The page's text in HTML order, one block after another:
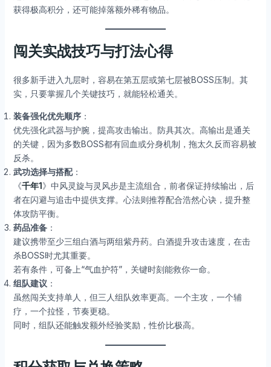
获得极高积分，还可能掉落额外稀有物品。
闯关实战技巧与打法心得
很多新手进入九层时，容易在第五层或第七层被BOSS压制。其
实，只要掌握几个关键技巧，就能轻松通关。
装备强化优先顺序：
优先强化武器与护腕，提高攻击输出。防具其次。高输出是通关
的关键，因为多数BOSS都有回血或分身机制，拖太久反而容易被
反杀。
武功选择与搭配：
《千年1》中风灵旋与灵风步是主流组合，前者保证持续输出，后
者在闪避与追击中提供支撑。心法则推荐配合浩然心诀，提升整
体攻防平衡。
药品准备：
建议携带至少三组白酒与两组紫丹药。白酒提升攻击速度，在击
杀BOSS时尤其重要。
若有条件，可备上“气血护符”，关键时刻能救你一命。
组队建议 ：
虽然闯关支持单人，但三人组队效率更高。一个主攻，一个辅
疗，一个拉怪，节奏更稳。
同时，组队还能触发额外经验奖励，性价比极高。